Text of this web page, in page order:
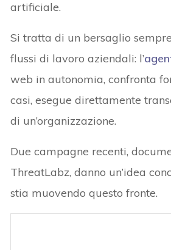
artificiale.
Si tratta di un bersaglio
flussi di lavoro aziendali: l’
web in autonomia, confronta
casi, esegue direttamente
di un’organizzazione.
Due campagne recenti,
ThreatLabz, danno un’idea
stia muovendo questo fronte.